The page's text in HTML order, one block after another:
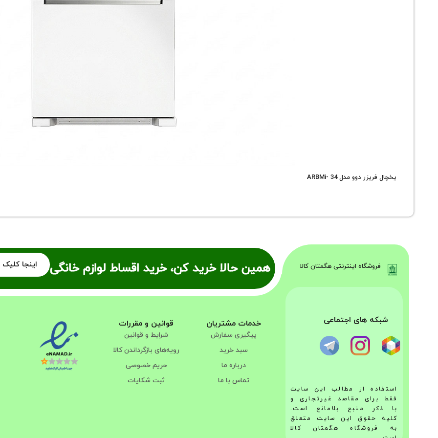
یخچال فریزر دوو مدل ARBMi- 34
همین حالا خرید کن، خرید اقساط لوازم خانگی اینجا کلیک فروشگاه اینترنتی هگمتان کالا
شبکه های اجتماعی
استفاده از مطالب این سایت
فقط برای مقاصد غیرتجاری و
با ذکر منبع بلامانع است.
کلیه حقوق این سایت متعلق
به فروشگاه هگمتان کالا
خدمات مشتریان
پیگیری سفارش
سبد خرید
درباره ما
تماس با ما
قوانین و مقررات
شرایط و قوانین
رویه‌های بازگرداندن کالا
حریم خصوصی
ثبت شکایات